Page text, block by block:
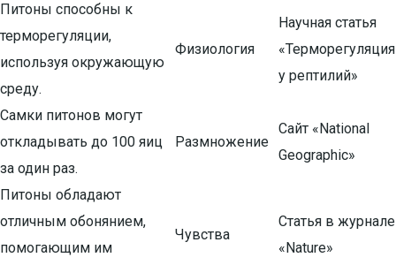
Питоны способны к
терморегуляции,
используя окружающую
среду.
Физиология
Научная статья
«Терморегуляция
у рептилий»
Самки питонов могут
откладывать до 100 яиц
за один раз.
Размножение
Сайт «National
Geographic»
Питоны обладают
отличным обонянием,
помогающим им
Чувства
Статья в журнале
«Nature»